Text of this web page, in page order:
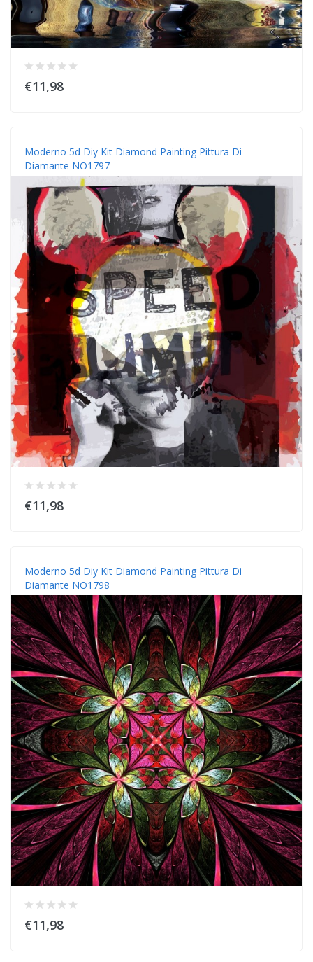
€11,98
Moderno 5d Diy Kit Diamond Painting Pittura Di
Diamante NO1797
€11,98
Moderno 5d Diy Kit Diamond Painting Pittura Di
Diamante NO1798
€11,98